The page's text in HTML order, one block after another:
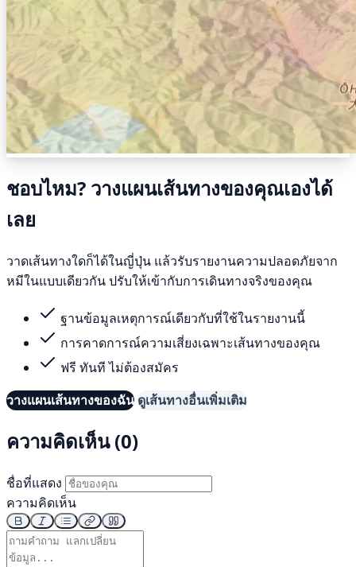
ชอบไหม? วางแผนเส้นทางของคุณเองได้
เลย
วาดเส้นทางใดก็ได้ในญี่ปุ่น แล้วรับรายงานความปลอดภัยจาก
หมีในแบบเดียวกัน ปรับให้เข้ากับการเดินทางจริงของคุณ
ฐานข้อมูลเหตุการณ์เดียวกับที่ใช้ในรายงานนี้
การคาดการณ์ความเสี่ยงเฉพาะเส้นทางของคุณ
ฟรี ทันที ไม่ต้องสมัคร
วางแผนเส้นทางของฉัน ดูเส้นทางอื่นเพิ่มเติม
ความคิดเห็น (0)
ชื่อที่แสดง
ความคิดเห็น